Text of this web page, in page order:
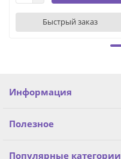
Быстрый заказ
Информация
Полезное
Популярные категории